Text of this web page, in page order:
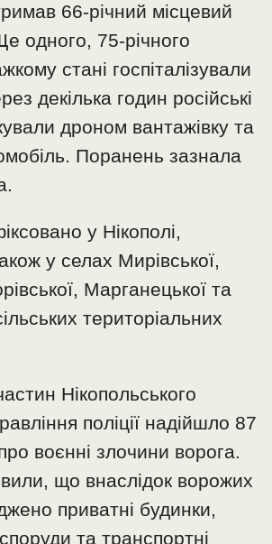
66-річний місцевий
одного, 75-річного
стані госпіталізували
декілька годин російські
дроном вантажівку та
Поранень зазнала
у Нікополі,
у селах Мирівської,
Марганецької та
територіальних
Нікопольського
поліції надійшло 87
воєнні злочини ворога.
що внаслідок ворожих
приватні будинки,
та транспортні